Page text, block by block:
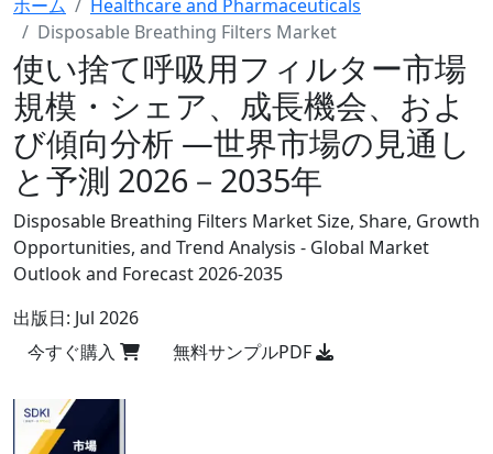
ホーム
Healthcare and Pharmaceuticals
Disposable Breathing Filters Market
使い捨て呼吸用フィルター市場
規模・シェア、成長機会、およ
び傾向分析 ―世界市場の見通し
と予測 2026－2035年
Disposable Breathing Filters Market Size, Share, Growth
Opportunities, and Trend Analysis - Global Market
Outlook and Forecast 2026-2035
出版日: Jul 2026
今すぐ購入
無料サンプルPDF